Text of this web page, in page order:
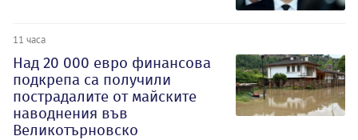
11 часа
Над 20 000 евро финансова
подкрепа са получили
пострадалите от майските
наводнения във
Великотърновско